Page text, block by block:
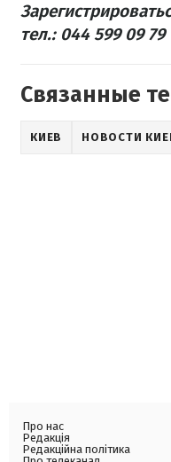
тел.: 044 599 09 79
Связанные
КИЕВ НОВОСТИ
Про нас
Редакція
Редакційна політика